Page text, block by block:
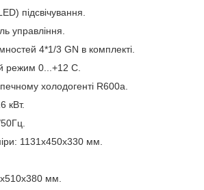
підсвічування.
управління.
4*1/3 GN в комплекті.
режим 0...+12 C.
холодогенті R600a.
кВт.
1131x450x330 мм.
мм.